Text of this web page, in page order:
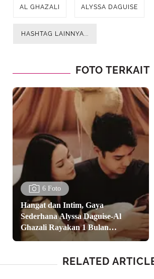
AL GHAZALI ALYSSA DAGUISE
HASHTAG LAINNYA...
FOTO TERKAIT
6 Foto
Hangat dan Intim, Gaya
Sederhana Alyssa Daguise-Al
Ghazali Rayakan 1 Bulan
Kehadiran Baby Soleil
RELATED